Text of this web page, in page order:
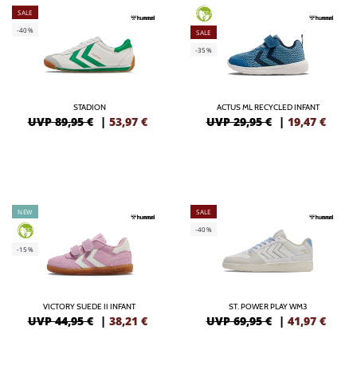
SALE
-40%
STADION
UVP 89,95 € | 53,97 €
GREEN
SALE
-35%
ACTUS ML RECYCLED INFANT
UVP 29,95 € | 19,47 €
NEW
GREEN
-15%
VICTORY SUEDE II INFANT
UVP 44,95 € | 38,21 €
SALE
-40%
ST. POWER PLAY WM3
UVP 69,95 € | 41,97 €